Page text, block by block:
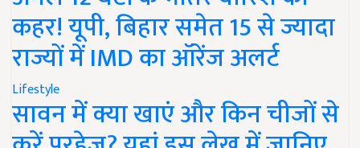
कहर! यूपी, बिहार समेत 15 से ज्यादा
राज्यों में IMD का ऑरेंज अलर्ट
Lifestyle
सावन में क्या खाएं और किन चीजों से